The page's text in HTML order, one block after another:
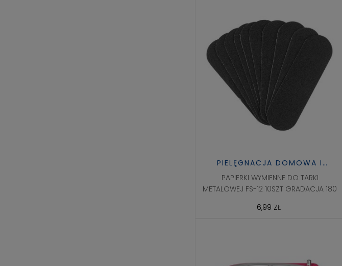
PIELĘGNACJA DOMOWA I
ZDROWIE
PAPIERKI WYMIENNE DO TARKI
METALOWEJ FS-12 10SZT GRADACJA 180
6,99 ZŁ